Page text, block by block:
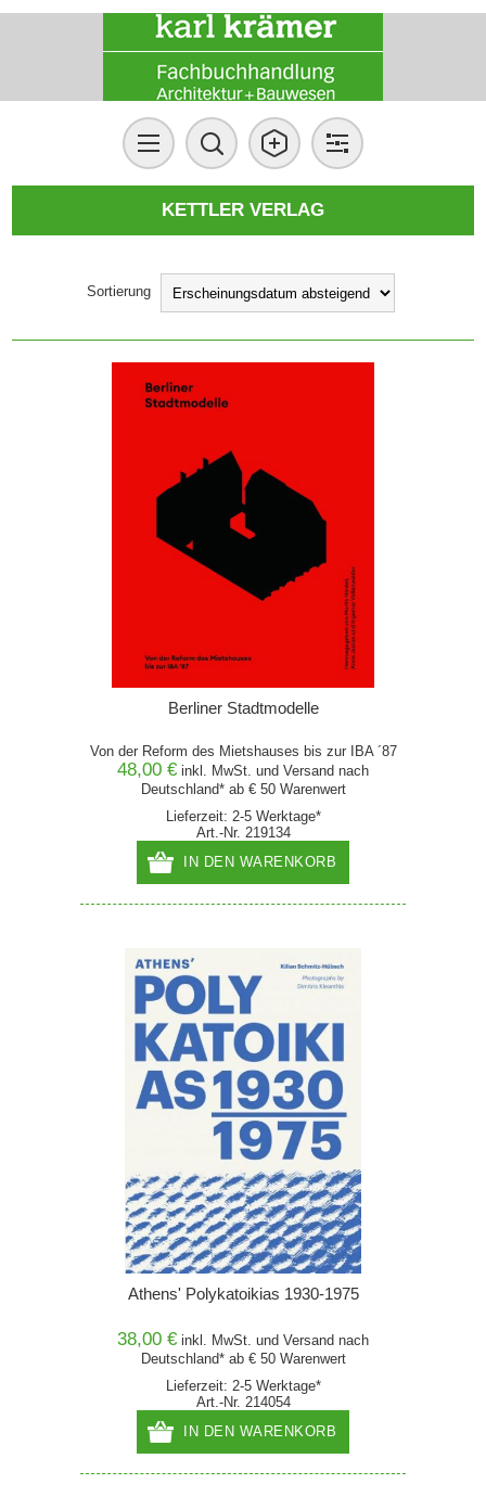
KETTLER VERLAG
Sortierung
Berliner Stadtmodelle
Von der Reform des Mietshauses bis zur IBA ´87
48,00 € inkl. MwSt. und Versand nach
Deutschland* ab € 50 Warenwert
Lieferzeit: 2-5 Werktage*
Art.-Nr. 219134
IN DEN WARENKORB
Athens' Polykatoikias 1930-1975
38,00 € inkl. MwSt. und Versand nach
Deutschland* ab € 50 Warenwert
Lieferzeit: 2-5 Werktage*
Art.-Nr. 214054
IN DEN WARENKORB